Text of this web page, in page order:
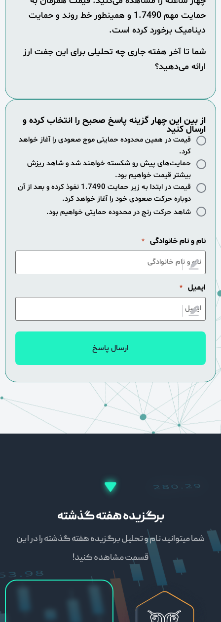
حمایت مهم 1.7490 و همینطور خط روند و حمایت
دینامیک برخورد کرده است.
شما تا آخر هفته جاری چه تحلیلی برای این جفت ارز
ارائه می‌دهید؟
از بین این چهار گزینه پاسخ صحیح را انتخاب کرده و
ارسال کنید
قیمت در همین محدوده حمایتی موج صعودی را آغاز خواهد
کرد.
حمایت‌های پیش رو شکسته خواهند شد و شاهد ریزش
بیشتر قیمت خواهیم بود.
قیمت در ابتدا به زیر حمایت 1.7490 نفوذ کرده و بعد از آن
دوباره حرکت صعودی خود را آغاز خواهد کرد.
شاهد حرکت رنج در محدوده حمایتی خواهیم بود.
نام و نام خانوادگی *
ایمیل *
برگزیده هفته گذشته
شما میتوانید نام و تحلیل برگزیده هفته گذشته را در این
قسمت مشاهده کنید!